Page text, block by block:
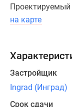
Здания
визуально
корпусы
визуально
Проектируемый
на карте
Застройщик
Ingrad (Инград)
Срок сдачи